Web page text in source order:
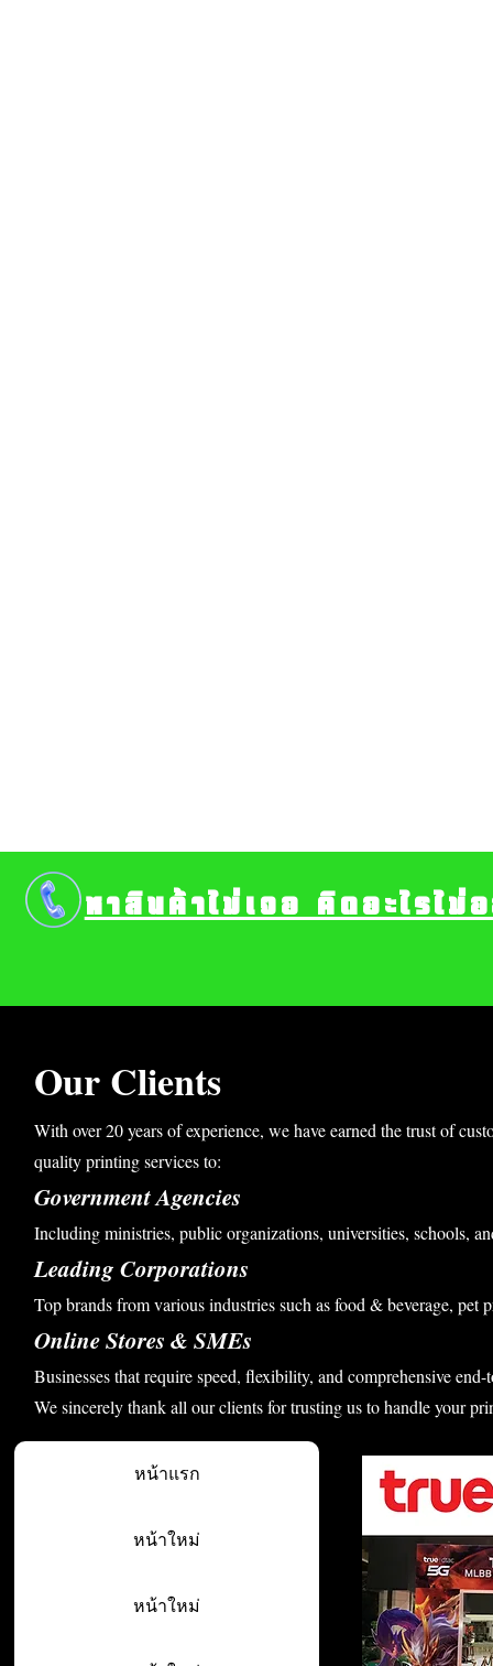
Our Clients
With over 20 years of experience, we have earned the trust of
quality printing services to:
Government Agencies
Including ministries, public organizations, universities, schools,
Leading Corporations
Top brands from various industries such as food & beverage, pet
Online Stores & SMEs
Businesses that require speed, flexibility, and comprehensive
We sincerely thank all our clients for trusting us to handle your
หน้าแรก
หน้าใหม่
หน้าใหม่
หาสินค้าไม่เจอ คิดอะไรไ